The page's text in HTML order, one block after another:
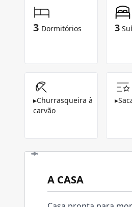
3 Dormitórios 3
▸Churrasqueira à
carvão
▸
A CASA